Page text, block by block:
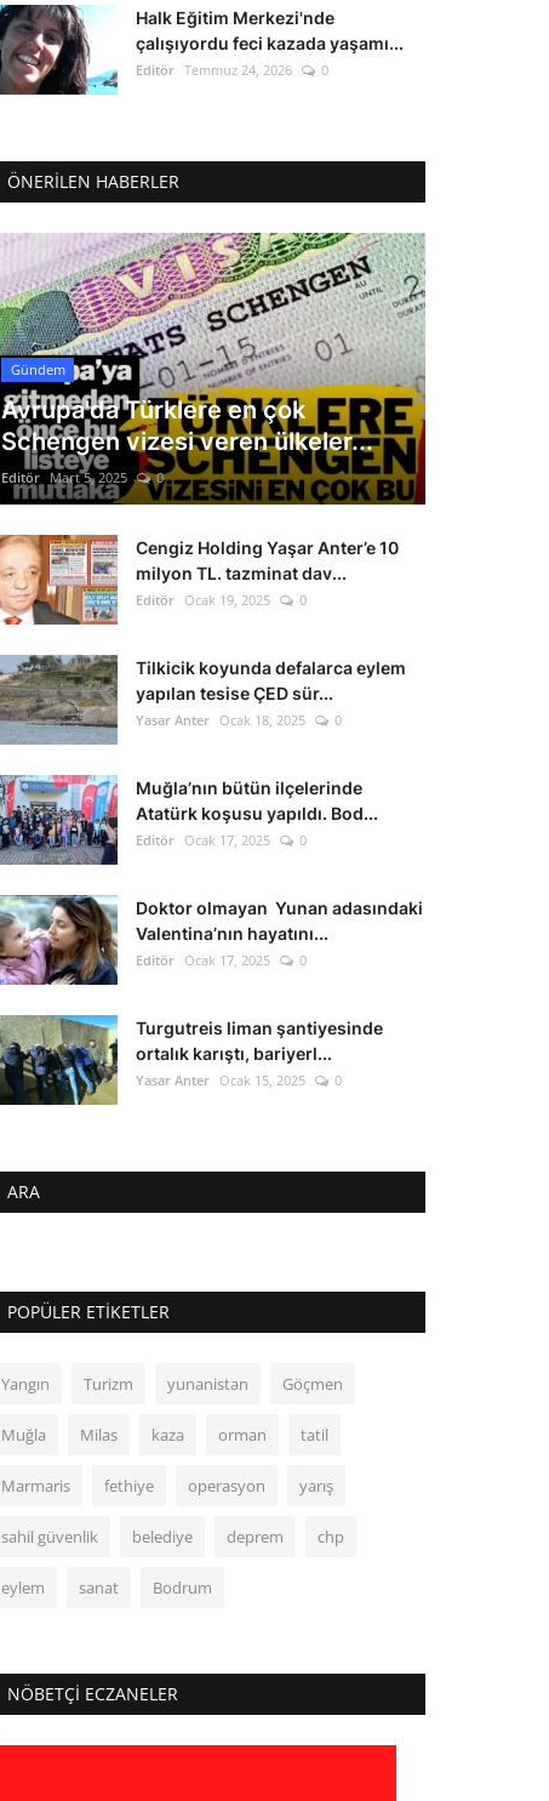
Halk Eğitim Merkezi'nde
çalışıyordu feci kazada yaşamı...
Editör Temmuz 24, 2026 0
ÖNERILEN HABERLER
Gündem
Avrupa'da Türklere en çok
Schengen vizesi veren ülkeler...
Editör Mart 5, 2025 0
Cengiz Holding Yaşar Anter’e 10
milyon TL. tazminat dav...
Editör Ocak 19, 2025 0
Tilkicik koyunda defalarca eylem
yapılan tesise ÇED sür...
Yasar Anter Ocak 18, 2025 0
Muğla’nın bütün ilçelerinde
Atatürk koşusu yapıldı. Bod...
Editör Ocak 17, 2025 0
Doktor olmayan Yunan adasındaki
Valentina’nın hayatını...
Editör Ocak 17, 2025 0
Turgutreis liman şantiyesinde
ortalık karıştı, bariyerl...
Yasar Anter Ocak 15, 2025 0
ARA
POPÜLER ETIKETLER
Yangın Turizm yunanistan Göçmen
Muğla Milas kaza orman tatil
Marmaris fethiye operasyon yarış
sahil güvenlik belediye deprem chp
eylem sanat Bodrum
NÖBETÇI ECZANELER